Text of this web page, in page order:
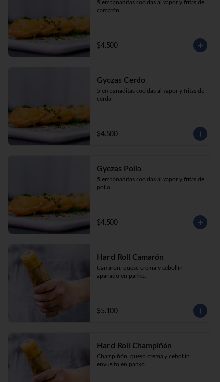
5 empanaditas cocidas al vapor y fritas de
camarón.
$4.500
Gyozas Cerdo
5 empanaditas cocidas al vapor y fritas de
cerdo.
$4.500
Gyozas Pollo
5 empanaditas cocidas al vapor y fritas de
pollo.
$4.500
Hand Roll Camarón
Camarón, queso crema y cebollín
apanado en panko.
$5.100
Hand Roll Champiñón
Champiñón, queso crema y cebollín
envuelto en panko.